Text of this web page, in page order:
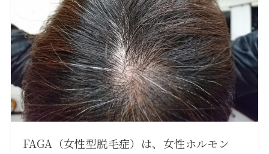
FAGA（女性型脱毛症）は、女性ホルモン